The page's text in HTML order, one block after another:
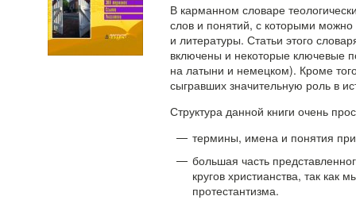
В карманном словаре
слов и понятий, с которыми можно
и литературы. Статьи этого
включены и некоторые ключевые
на латыни и немецком). Кроме
сыгравших значительную роль в
Структура данной книги очень
термины, имена и понятия
большая часть
кругов христианства, так как
протестантизма.